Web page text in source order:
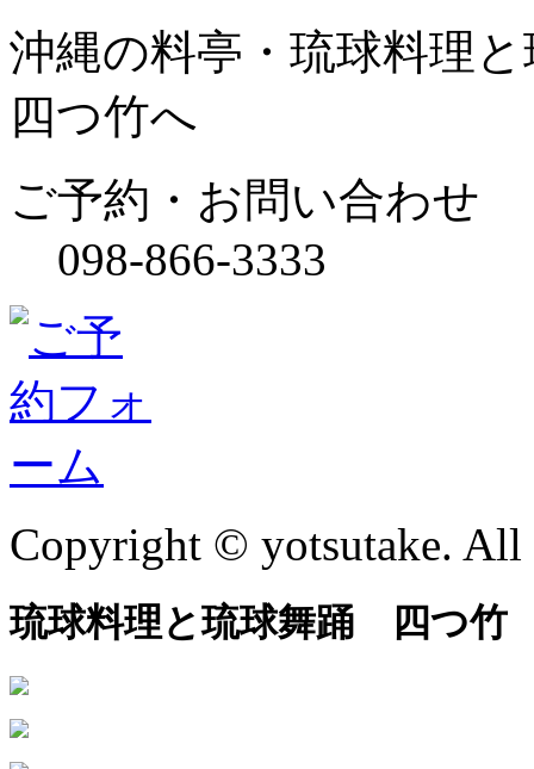
沖縄の料亭・琉球料理
四つ竹へ
ご予約・お問い合わせ
098-866-3333
Copyright © yotsutake. All
琉球料理と琉球舞踊 四つ竹